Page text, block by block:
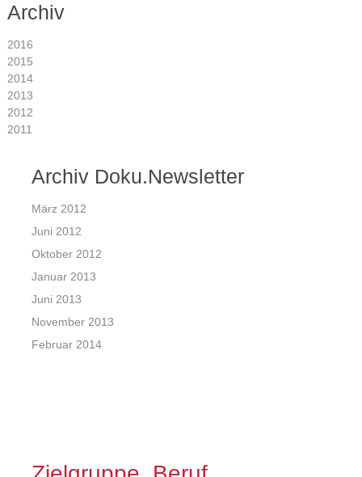
Archiv
2016
2015
2014
2013
2012
2011
Archiv Doku.Newsletter
März 2012
Juni 2012
Oktober 2012
Januar 2013
Juni 2013
November 2013
Februar 2014